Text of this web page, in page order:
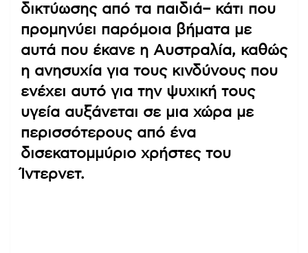
δικτύωσης από τα παιδιά– κάτι που
προμηνύει παρόμοια βήματα με
αυτά που έκανε η Αυστραλία, καθώς
η ανησυχία για τους κινδύνους που
ενέχει αυτό για την ψυχική τους
υγεία αυξάνεται σε μια χώρα με
περισσότερους από ένα
δισεκατομμύριο χρήστες του
Ίντερνετ.